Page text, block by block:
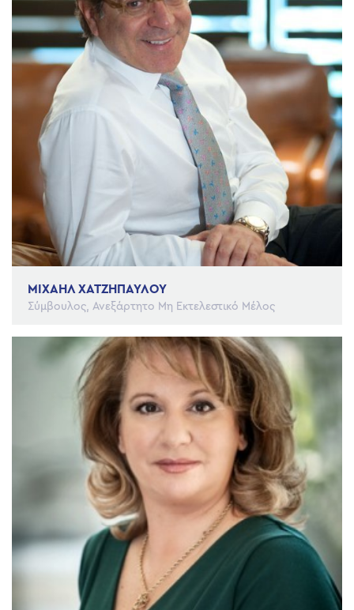
ΜΙΧΑΗΛ ΧΑΤΖΗΠΑΥΛΟΥ
Σύμβουλος, Ανεξάρτητο Μη Εκτελεστικό Μέλος